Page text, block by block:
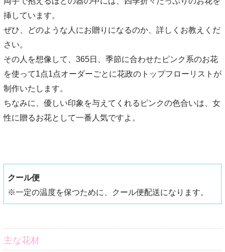
挿しています。
ぜひ、どのような人にお贈りになるのか、詳しくお教えくだ
さい。
その人を想像して、365日、季節に合わせたピンク系のお花
を使って1点1点オーダーごとに花政のトップフローリストが
制作いたします。
ちなみに、優しい印象を与えてくれるピンクの色合いは、女
性に贈るお花として一番人気ですよ。
クール便
※一定の温度を保つために、クール便配送になります。
主な花材